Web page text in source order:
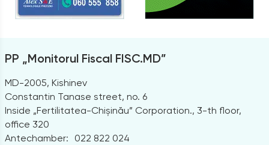
PP „Monitorul Fiscal FISC.MD”
MD-2005, Kishinev
Constantin Tanase street, no. 6
Inside „Fertilitatea-Chișinău” Corporation., 3-th floor,
office 320
Antechamber:
022 822 024